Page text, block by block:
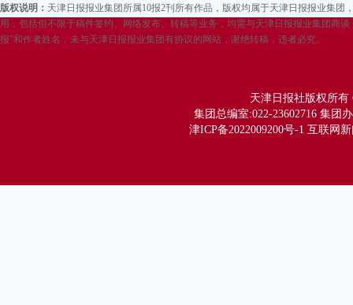
版权说明： 天津日报报业集团所属10报2刊所有作品，版权均属于天津日报报业集
用，包括但不限于稿件签约、网络发布、转稿等业务，均需与天津日报报业集团商
报”和作者姓名，未与天津日报报业集团有协议的网站，谢绝转稿，违者必究。
天津日报社版权所有
集团总编室:022-23602716 集团
津ICP备2022009200号-1 互联网